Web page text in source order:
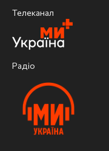
Телеканал
Радіо